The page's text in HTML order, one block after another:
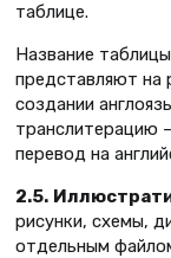
таблице.
Название
представляют на
создании
транслитерацию
перевод на
2.5.
рисунки, схемы,
отдельным